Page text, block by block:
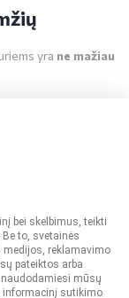
bei skelbimus, teikti
to, svetainės
reklamavimo
pateiktos arba
mūsų
informacinį sutikimo
yra ne mažiau